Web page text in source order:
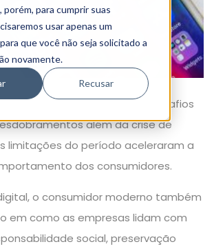
para cumprir suas
usar apenas um
que você não seja solicitado a
novamente.
Recusar
um de seus maiores desafios
além da crise de
limitações do período aceleraram a
dos consumidores.
o consumidor moderno também
em como as empresas lidam com
social, preservação